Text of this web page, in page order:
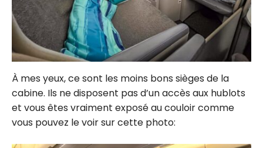
À mes yeux, ce sont les moins bons sièges de la
cabine. Ils ne disposent pas d’un accès aux hublots
et vous êtes vraiment exposé au couloir comme
vous pouvez le voir sur cette photo: